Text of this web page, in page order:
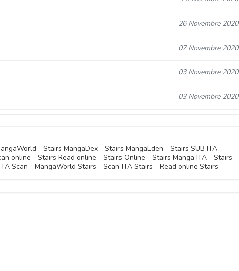
26 Novembre 2020
07 Novembre 2020
03 Novembre 2020
03 Novembre 2020
- Stairs MangaDex - Stairs MangaEden - Stairs SUB ITA -
online - Stairs Read online - Stairs Online - Stairs Manga ITA - Stairs
Scan - MangaWorld Stairs - Scan ITA Stairs - Read online Stairs